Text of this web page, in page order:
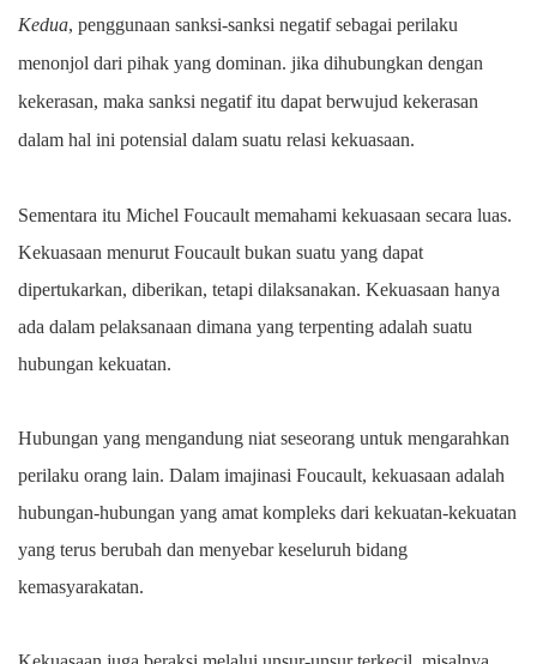
Kedua, penggunaan sanksi-sanksi negatif sebagai perilaku
menonjol dari pihak yang dominan. jika dihubungkan dengan
kekerasan, maka sanksi negatif itu dapat berwujud kekerasan
dalam hal ini potensial dalam suatu relasi kekuasaan.
Sementara itu Michel Foucault memahami kekuasaan secara luas.
Kekuasaan menurut Foucault bukan suatu yang dapat
dipertukarkan, diberikan, tetapi dilaksanakan. Kekuasaan hanya
ada dalam pelaksanaan dimana yang terpenting adalah suatu
hubungan kekuatan.
Hubungan yang mengandung niat seseorang untuk mengarahkan
perilaku orang lain. Dalam imajinasi Foucault, kekuasaan adalah
hubungan-hubungan yang amat kompleks dari kekuatan-kekuatan
yang terus berubah dan menyebar keseluruh bidang
kemasyarakatan.